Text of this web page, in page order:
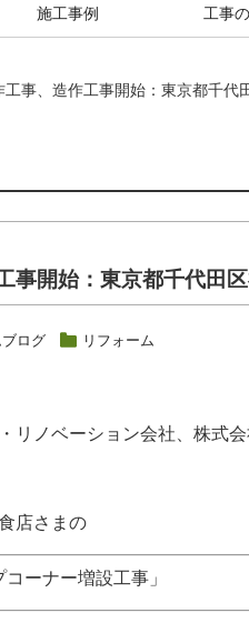
施工事例 工事
工事、造作工事開始：東京都千代
事開始：東京都千代田
ログ リフォーム
リノベーション会社、株式
店さまの
ーナー増設工事」